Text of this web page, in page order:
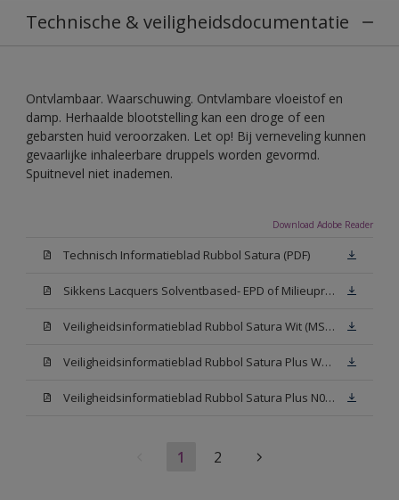
Technische & veiligheidsdocumentatie
Ontvlambaar. Waarschuwing. Ontvlambare vloeistof en
damp. Herhaalde blootstelling kan een droge of een
gebarsten huid veroorzaken. Let op! Bij verneveling kunnen
gevaarlijke inhaleerbare druppels worden gevormd.
Spuitnevel niet inademen.
Download Adobe Reader
Technisch Informatieblad Rubbol Satura (PDF)
Sikkens Lacquers Solventbased- EPD of Milieuproductverklaring
Veiligheidsinformatieblad Rubbol Satura Wit (MSDS)
Veiligheidsinformatieblad Rubbol Satura Plus W05 (MSDS)
Veiligheidsinformatieblad Rubbol Satura Plus N00 (MSDS)
1 2